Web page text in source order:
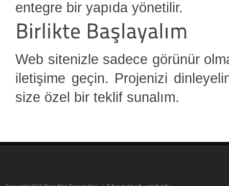
entegre bir yapıda yönetilir.
Web sitenizle sadece görünür
iletişime geçin. Projenizi
size özel bir teklif sunalım.